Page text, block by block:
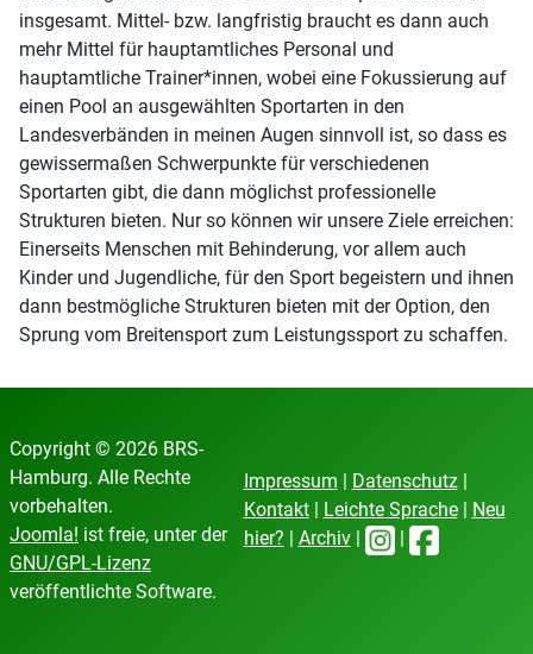
insgesamt. Mittel- bzw. langfristig braucht es dann auch
mehr Mittel für hauptamtliches Personal und
hauptamtliche Trainer*innen, wobei eine Fokussierung auf
einen Pool an ausgewählten Sportarten in den
Landesverbänden in meinen Augen sinnvoll ist, so dass es
gewissermaßen Schwerpunkte für verschiedenen
Sportarten gibt, die dann möglichst professionelle
Strukturen bieten. Nur so können wir unsere Ziele erreichen:
Einerseits Menschen mit Behinderung, vor allem auch
Kinder und Jugendliche, für den Sport begeistern und ihnen
dann bestmögliche Strukturen bieten mit der Option, den
Sprung vom Breitensport zum Leistungssport zu schaffen.
Copyright © 2026 BRS-
Hamburg. Alle Rechte
vorbehalten.
Joomla! ist freie, unter der
GNU/GPL-Lizenz
veröffentlichte Software.
Impressum Datenschutz|
Kontakt| Leichte Sprache|
Neu
hier?
Archiv|